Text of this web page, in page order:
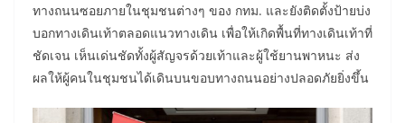
ทางถนนซอยภายในชุมชนต่างๆ ของ กทม. และยังติดตั้งป้ายบ่ง
บอกทางเดินเท้าตลอดแนวทางเดิน เพื่อให้เกิดพื้นที่ทางเดินเท้าที่
ชัดเจน เห็นเด่นชัดทั้งผู้สัญจรด้วยเท้าและผู้ใช้ยานพาหนะ ส่ง
ผลให้ผู้คนในชุมชนได้เดินบนขอบทางถนนอย่างปลอดภัยยิ่งขึ้น